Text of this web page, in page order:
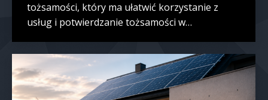
tożsamości, który ma ułatwić korzystanie z
usług i potwierdzanie tożsamości w…